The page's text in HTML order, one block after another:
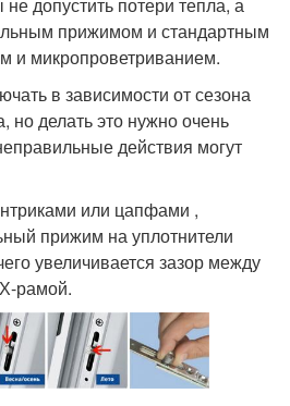
прижимом и стандартным
и микропроветриванием.
в зависимости от сезона
но делать это нужно очень
действия могут
или цапфами ,
прижим на уплотнители
увеличивается зазор между
рамой.